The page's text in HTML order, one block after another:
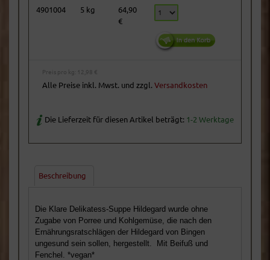
4901004 5 kg
64,90
€
Preis pro kg: 12,98 €
Alle Preise inkl. Mwst. und zzgl. Versandkosten
Die Lieferzeit für diesen Artikel beträgt: 1-2 Werktage
Beschreibung
Die Klare Delikatess-Suppe Hildegard wurde ohne
Zugabe von Porree und Kohlgemüse, die nach den
Ernährungsratschlägen der Hildegard von Bingen
ungesund sein sollen, hergestellt. Mit Beifuß und
Fenchel. *vegan*